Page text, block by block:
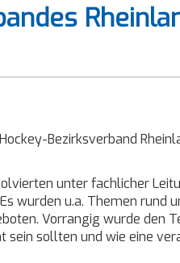
Bezirksverband
unter fachlicher
wurden u.a. Themen rund
Vorrangig wurde den
sein sollten und wie eine